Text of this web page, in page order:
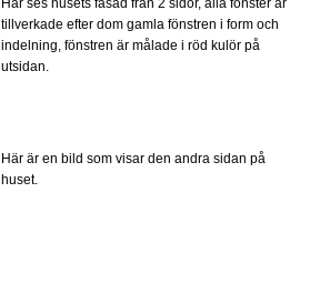
Här ses husets fasad från 2 sidor, alla fönster är
tillverkade efter dom gamla fönstren i form och
indelning, fönstren är målade i röd kulör på
utsidan.
Här är en bild som visar den andra sidan på
huset.